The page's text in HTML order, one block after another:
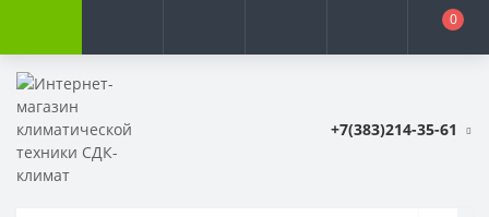
0
+7(383)214-35-61